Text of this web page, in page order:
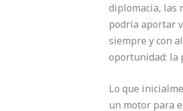
diplomacia, las
podría aportar
siempre y con
oportunidad: la
Lo que
un motor para